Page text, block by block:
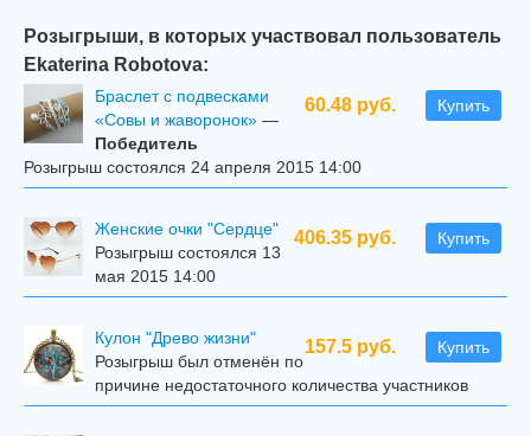
Розыгрыши, в которых участвовал пользователь
Ekaterina Robotova:
60.48 руб. Купить
Браслет с подвесками
«Совы и жаворонок» —
Победитель
Розыгрыш состоялся 24 апреля 2015 14:00
406.35 руб. Купить
Женские очки "Сердце"
Розыгрыш состоялся 13
мая 2015 14:00
157.5 руб. Купить
Кулон "Древо жизни"
Розыгрыш был отменён по
причине недостаточного количества участников